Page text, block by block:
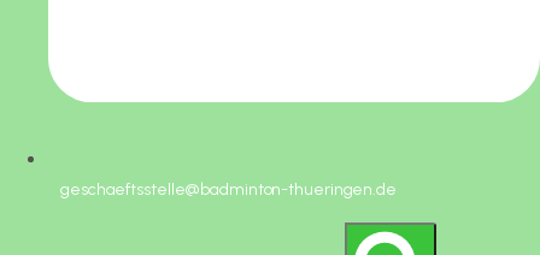
geschaeftsstelle@badminton-thueringen.de